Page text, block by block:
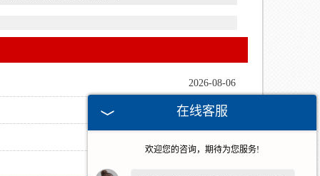
2026-08-06
2026-07-30
在线客服
欢迎您的咨询，期待为您服务!